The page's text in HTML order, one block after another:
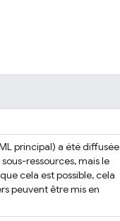
principal) a été diffusée
ressources, mais le
cela est possible, cela
peuvent être mis en